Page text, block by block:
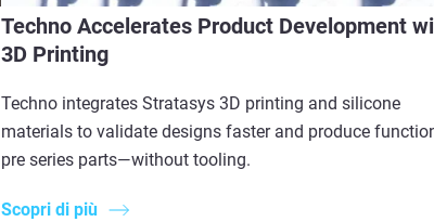
Techno Accelerates Product Development
3D Printing
Techno integrates Stratasys 3D printing and silicone
materials to validate designs faster and produce
pre series parts—without tooling.
Scopri di più